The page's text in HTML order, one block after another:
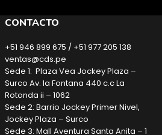
CONTACTO
+51 946 899 675 / +51 977 205 138
ventas@cds.pe
Sede 1: Plaza Vea Jockey Plaza –
Surco Av. la Fontana 440 c.c La
Rotonda ii – 1062
Sede 2: Barrio Jockey Primer Nivel,
Jockey Plaza – Surco
Sede 3: Mall Aventura Santa Anita – 1